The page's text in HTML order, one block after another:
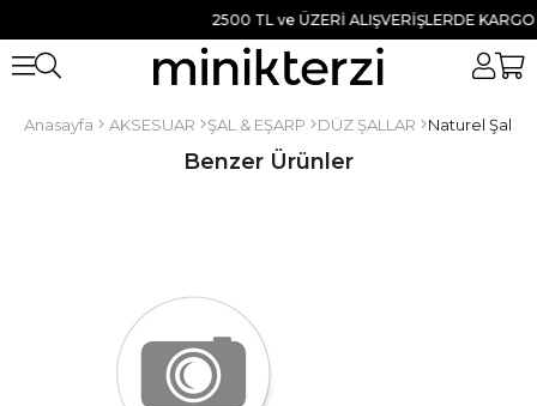
2500 TL ve ÜZERİ ALIŞVERİŞLERDE KARGO
Anasayfa AKSESUAR ŞAL & EŞARP DÜZ ŞALLAR Naturel Şal
Benzer Ürünler